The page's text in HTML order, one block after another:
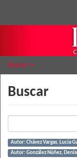
Buscar
Buscar
Autor: Chávez Vargas, Lucía
Autor: González Núñez,